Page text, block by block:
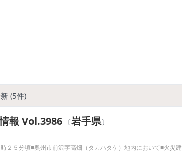
(5件)
報 Vol.3986 〔岩手県〕
２５分頃■奥州市前沢字高畑（タカハタケ）地内において■火災